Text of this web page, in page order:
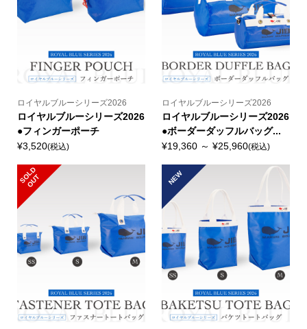
ロイヤルブルーシリーズ2026
ロイヤルブルーシリーズ2026
●フィンガーポーチ
¥3,520(税込)
ロイヤルブルーシリーズ2026
ロイヤルブルーシリーズ2026
●ボーダーダッフルバッグ...
¥19,360 ～ ¥25,960(税込)
S
O
L
D
O
U
T NEW